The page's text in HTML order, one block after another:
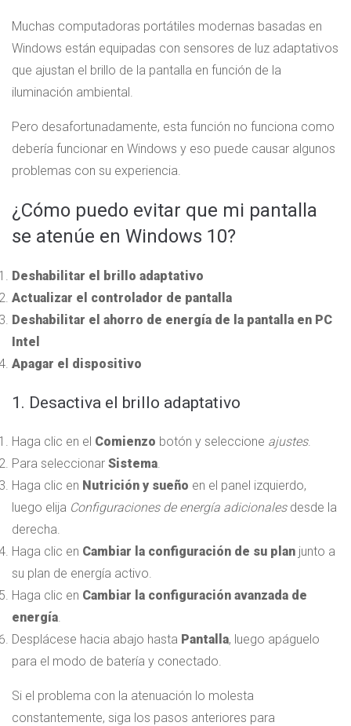
Muchas computadoras portátiles modernas basadas en
Windows están equipadas con sensores de luz adaptativos
que ajustan el brillo de la pantalla en función de la
iluminación ambiental.
Pero desafortunadamente, esta función no funciona como
debería funcionar en Windows y eso puede causar algunos
problemas con su experiencia.
¿Cómo puedo evitar que mi pantalla
se atenúe en Windows 10?
Deshabilitar el brillo adaptativo
Actualizar el controlador de pantalla
Deshabilitar el ahorro de energía de la pantalla en PC
Intel
Apagar el dispositivo
1. Desactiva el brillo adaptativo
Haga clic en el Comienzo botón y seleccione ajustes.
Para seleccionar Sistema.
Haga clic en Nutrición y sueño en el panel izquierdo,
luego elija Configuraciones de energía adicionalesdesde la
derecha.
Haga clic en Cambiar la configuración de su plan junto a
su plan de energía activo.
Haga clic en Cambiar la configuración avanzada de
energía.
Desplácese hacia abajo hasta Pantalla, luego apáguelo
para el modo de batería y conectado.
Si el problema con la atenuación lo molesta
constantemente, siga los pasos anteriores para